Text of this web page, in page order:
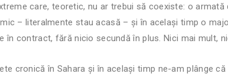
care, teoretic, nu ar trebui să coexiste: o
– literalmente stau acasă – și în același timp o
în contract, fără nicio secundă în plus. Nici mai mult,
cronică în Sahara și în același timp ne-am plânge